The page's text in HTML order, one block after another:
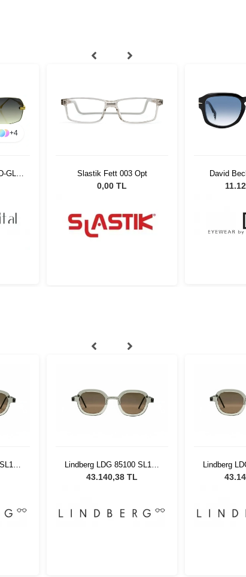
+4
GLD
Slastik Fett 003 Opt
0,00 TL
David
807F9 51
Lindberg LDG 85100 SL125
AL29 45
43.140,38 TL
Lindberg